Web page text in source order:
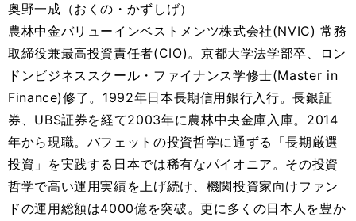
奥野一成（おくの・かずしげ）
農林中金バリューインベストメンツ株式会社(NVIC) 常務
取締役兼最高投資責任者(CIO)。京都大学法学部卒、ロン
ドンビジネススクール・ファイナンス学修士(Master in
Finance)修了。1992年日本長期信用銀行入行。長銀証
券、UBS証券を経て2003年に農林中央金庫入庫。2014
年から現職。バフェットの投資哲学に通ずる「長期厳選
投資」を実践する日本では稀有なパイオニア。その投資
哲学で高い運用実績を上げ続け、機関投資家向けファン
ドの運用総額は4000億を突破。更に多くの日本人を豊か